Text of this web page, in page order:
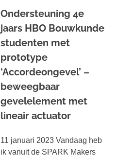
Ondersteuning 4e
jaars HBO Bouwkunde
studenten met
prototype
‘Accordeongevel’ –
beweegbaar
gevelelement met
lineair actuator
11 januari 2023 Vandaag heb
ik vanuit de SPARK Makers